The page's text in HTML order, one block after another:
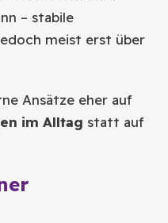
– stabile
meist erst über
Ansätze eher auf
im Alltag statt auf